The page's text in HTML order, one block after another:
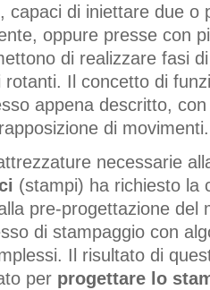
capaci di iniettare due o
oppure presse con
di realizzare fasi
rotanti. Il concetto di
appena descritto,
di movimenti.
necessarie
(stampi) ha richiesto la
pre-progettazione del
di stampaggio con
Il risultato di
per progettare lo